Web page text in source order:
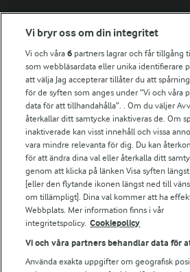
Fler Arlasajter
För ägare
Arlas kundportal
Arla.com
Falbygdens Ost
Arla webbshop
Bildbank
Följ oss
Vi bryr oss om din integritet
Vi och våra6 partners lagrar och får tillgång
som webbläsardata eller unika identifierare
att välja Jag accepterar tillåter du att
för de syften som anges under ”Vi och våra
data för att tillhandahålla”. . Om du väljer
återkallar ditt samtycke inaktiveras de. Om
inaktiverade kan visst innehåll och vissa
vara mindre relevanta för dig. Du kan
för att ändra dina val eller återkalla ditt
genom att klicka på länken Visa syften
[eller den flytande ikonen längst ned till
om tillämpligt]. Dina val kommer att ha
Webbplats. Mer information finns i vår
integritetspolicy. Cookiepolicy
Vi och våra partners behandlar data för
Använda exakta uppgifter om geografisk